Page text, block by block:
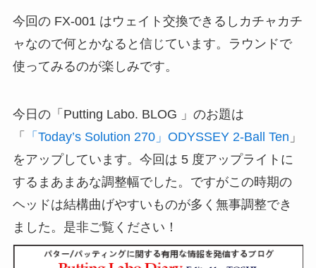
今回の FX-001 はウェイト交換できるしカチャカチ
ャなので何とかなると信じています。ラウンドで
使ってみるのが楽しみです。
今日の「Putting Labo. BLOG 」のお題は
「
「Today’s Solution 270」ODYSSEY 2-Ball Ten 」
をアップしています。今回は 5 度アップライトに
するまあまあな調整幅でした。ですがこの時期の
ヘッドは結構曲げやすいものが多く無事調整でき
ました。是非ご覧ください！